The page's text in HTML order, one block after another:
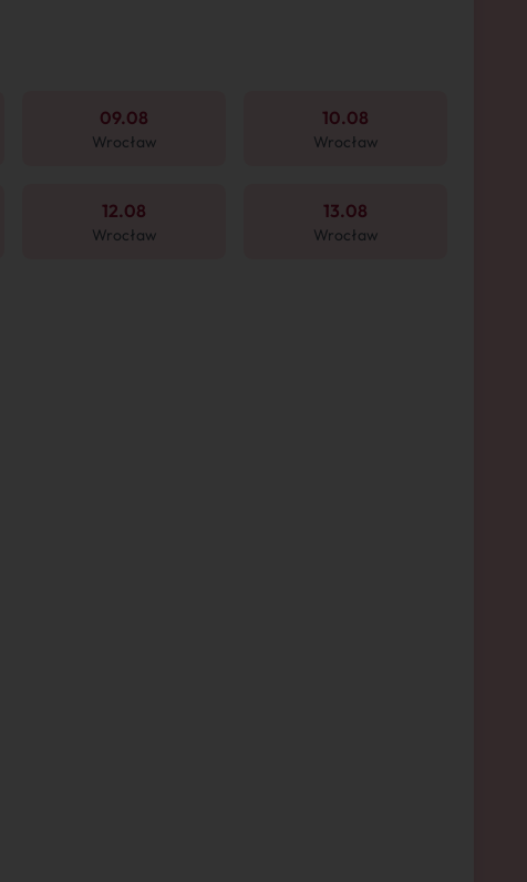
09.08
Wrocław
10.08
Wrocław
12.08
Wrocław
13.08
Wrocław